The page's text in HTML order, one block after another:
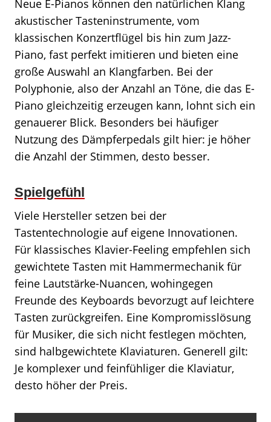
Neue E-Pianos können den natürlichen Klang
akustischer Tasteninstrumente, vom
klassischen Konzertflügel bis hin zum Jazz-
Piano, fast perfekt imitieren und bieten eine
große Auswahl an Klangfarben. Bei der
Polyphonie, also der Anzahl an Töne, die das E-
Piano gleichzeitig erzeugen kann, lohnt sich ein
genauerer Blick. Besonders bei häufiger
Nutzung des Dämpferpedals gilt hier: je höher
die Anzahl der Stimmen, desto besser.
Spielgefühl
Viele Hersteller setzen bei der
Tastentechnologie auf eigene Innovationen.
Für klassisches Klavier-Feeling empfehlen sich
gewichtete Tasten mit Hammermechanik für
feine Lautstärke-Nuancen, wohingegen
Freunde des Keyboards bevorzugt auf leichtere
Tasten zurückgreifen. Eine Kompromisslösung
für Musiker, die sich nicht festlegen möchten,
sind halbgewichtete Klaviaturen. Generell gilt:
Je komplexer und feinfühliger die Klaviatur,
desto höher der Preis.